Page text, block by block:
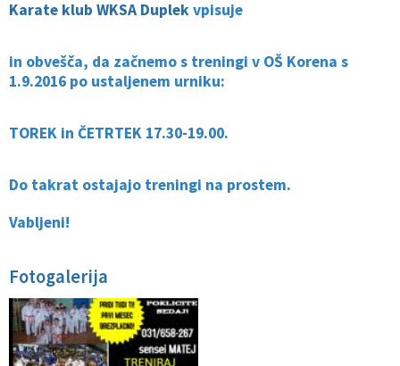
Karate klub WKSA Duplekvpisuje
in obvešča, da začnemo s treningi v OŠ Korena s
1.9.2016 po ustaljenem urniku:
TOREK in ČETRTEK 17.30-19.00.
Do takrat ostajajo treningi na prostem.
Vabljeni!
Fotogalerija